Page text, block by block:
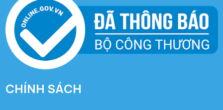
CHÍNH SÁCH